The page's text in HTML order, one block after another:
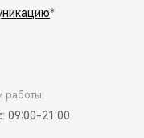
*
работы:
09:00-21:00